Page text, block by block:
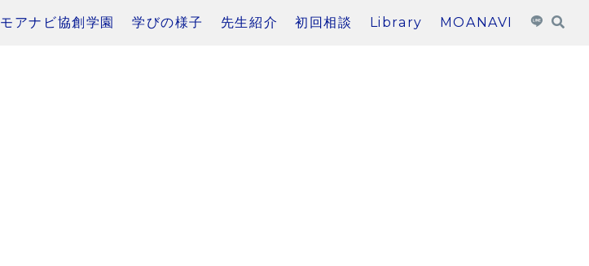
モアナビ協創学園 学びの様子 先生紹介 初回相談 Library MOANAVI